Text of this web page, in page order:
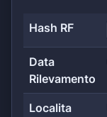
Hash RF
Data
Rilevamento
Localita